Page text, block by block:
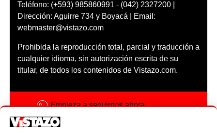
Teléfono: (+593) 985860991 - (042) 2327200 |
Dirección: Aguirre 734 y Boyacá | Email:
webmaster@vistazo.com
Prohibida la reproducción total, parcial y traducción a
cualquier idioma, sin autorización escrita de su
titular, de todos los contenidos de Vistazo.com.
Empieza a seguirnos ahora